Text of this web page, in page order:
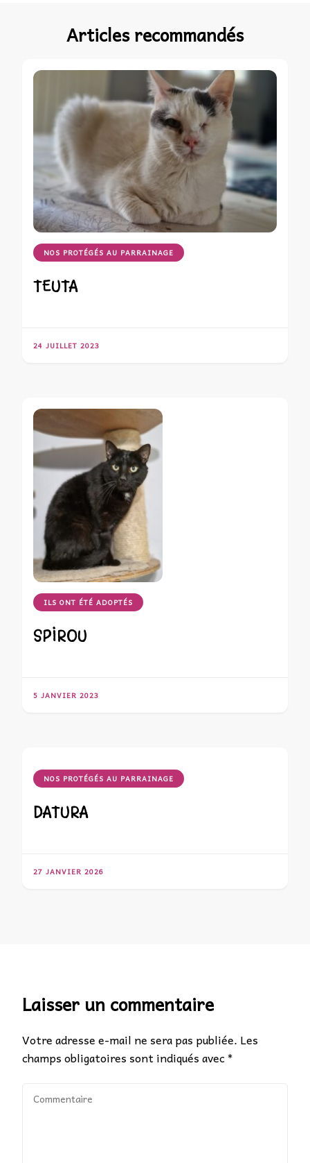
Articles recommandés
NOS PROTÉGÉS AU PARRAINAGE
TEUTA
24 JUILLET 2023
ILS ONT ÉTÉ ADOPTÉS
SPIROU
5 JANVIER 2023
NOS PROTÉGÉS AU PARRAINAGE
DATURA
27 JANVIER 2026
Laisser un commentaire
Votre adresse e-mail ne sera pas publiée. Les
champs obligatoires sont indiqués avec*